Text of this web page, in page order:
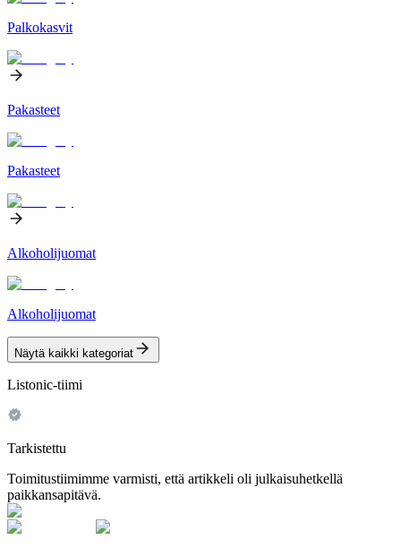
Palkokasvit
Pakasteet
Pakasteet
Alkoholijuomat
Alkoholijuomat
Näytä kaikki kategoriat
Listonic-tiimi
Tarkistettu
Toimitustiimimme varmisti, että artikkeli oli julkaisuhetkellä
paikkansapitävä.